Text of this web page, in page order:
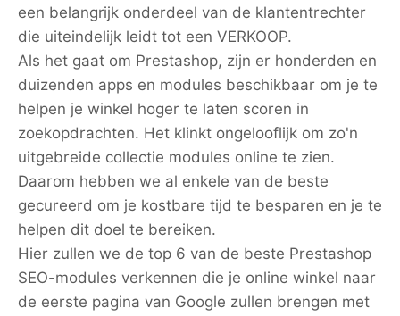
een belangrijk onderdeel van de klantentrechter
die uiteindelijk leidt tot een VERKOOP.
Als het gaat om Prestashop, zijn er honderden en
duizenden apps en modules beschikbaar om je te
helpen je winkel hoger te laten scoren in
zoekopdrachten. Het klinkt ongelooflijk om zo'n
uitgebreide collectie modules online te zien.
Daarom hebben we al enkele van de beste
gecureerd om je kostbare tijd te besparen en je te
helpen dit doel te bereiken.
Hier zullen we de top 6 van de beste Prestashop
SEO-modules verkennen die je online winkel naar
de eerste pagina van Google zullen brengen met